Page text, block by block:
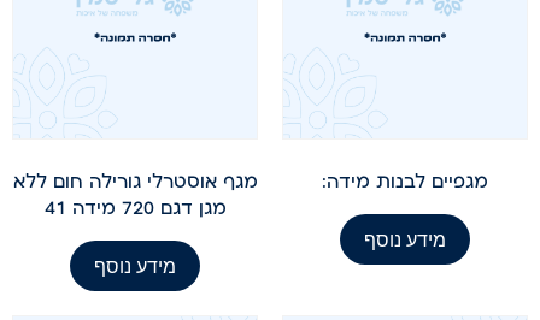
מגפיים לבנות מידה:
מידע נוסף
מגף אוסטרלי גורילה חום ללא
מגן דגם 720 מידה 41
מידע נוסף